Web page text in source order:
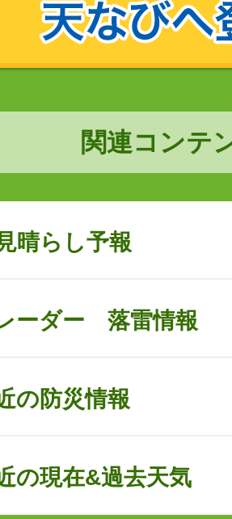
関連コンテ
晴らし予報
ーダー 落雷情報
の防災情報
の現在&過去天気